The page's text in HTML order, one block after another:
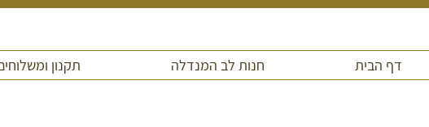
דף הבית חנות לב המנדלה תקנון